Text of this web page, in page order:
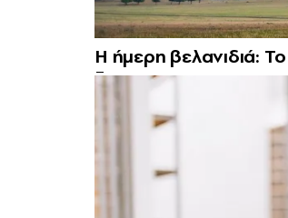
Η ήμερη βελανιδιά: